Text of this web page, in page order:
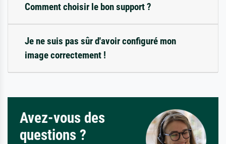
Comment choisir le bon support ?
Je ne suis pas sûr d'avoir configuré mon
image correctement !
Avez-vous des
questions ?